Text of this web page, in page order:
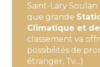
Saint-Lary
que grande
Climatique et de
classement va
possibilités de
étranger, Tv…)